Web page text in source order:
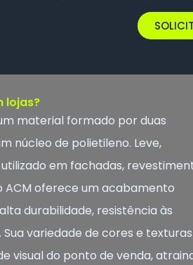
lojas?
material formado por duas
núcleo de polietileno. Leve,
em fachadas,
ACM oferece um acabamento
durabilidade, resistência às
variedade de cores e texturas
visual do ponto de venda,